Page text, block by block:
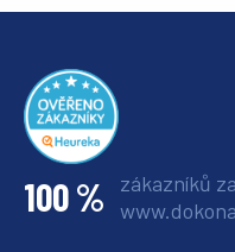
100 % zákazníků